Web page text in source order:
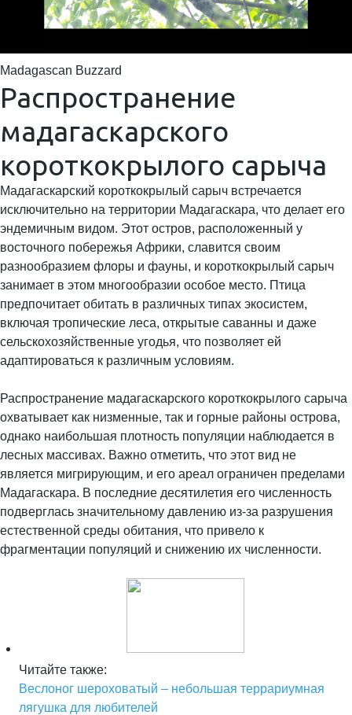
Madagascan Buzzard
Распространение
мадагаскарского
короткокрылого сарыча
Мадагаскарский короткокрылый сарыч встречается
исключительно на территории Мадагаскара, что делает его
эндемичным видом. Этот остров, расположенный у
восточного побережья Африки, славится своим
разнообразием флоры и фауны, и короткокрылый сарыч
занимает в этом многообразии особое место. Птица
предпочитает обитать в различных типах экосистем,
включая тропические леса, открытые саванны и даже
сельскохозяйственные угодья, что позволяет ей
адаптироваться к различным условиям.
Распространение мадагаскарского короткокрылого сарыча
охватывает как низменные, так и горные районы острова,
однако наибольшая плотность популяции наблюдается в
лесных массивах. Важно отметить, что этот вид не
является мигрирующим, и его ареал ограничен пределами
Мадагаскара. В последние десятилетия его численность
подверглась значительному давлению из-за разрушения
естественной среды обитания, что привело к
фрагментации популяций и снижению их численности.
Читайте также:
Веслоног шероховатый – небольшая террариумная
лягушка для любителей